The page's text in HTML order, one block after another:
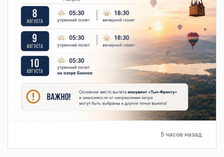
5 часов назад